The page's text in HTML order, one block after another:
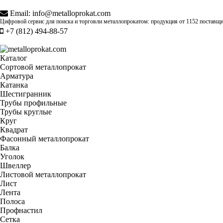
Email: info@metalloprokat.com
Цифровой сервис для поиска и торговли металлопрокатом: продукция от 1152
+7 (812) 494-88-57
Каталог
Сортовой металлопрокат
Арматура
Катанка
Шестигранник
Трубы профильные
Трубы круглые
Круг
Квадрат
Фасонный металлопрокат
Балка
Уголок
Швеллер
Листовой металлопрокат
Лист
Лента
Полоса
Профнастил
Сетка